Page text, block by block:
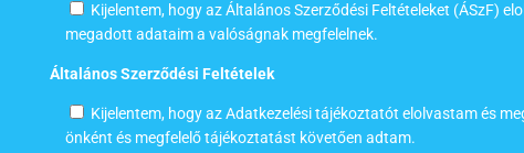
Kijelentem, hogy az Általános Szerződési Feltételeket (ÁSzF)
megadott adataim a valóságnak megfelelnek.
Általános Szerződési Feltételek
Kijelentem, hogy az Adatkezelési tájékoztatót elolvastam és
önként és megfelelő tájékoztatást követően adtam.